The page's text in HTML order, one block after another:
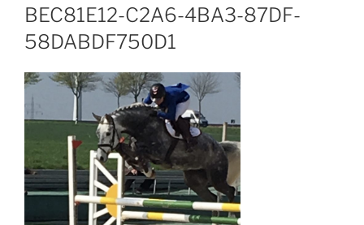
BEC81E12-C2A6-4BA3-87DF-
58DABDF750D1